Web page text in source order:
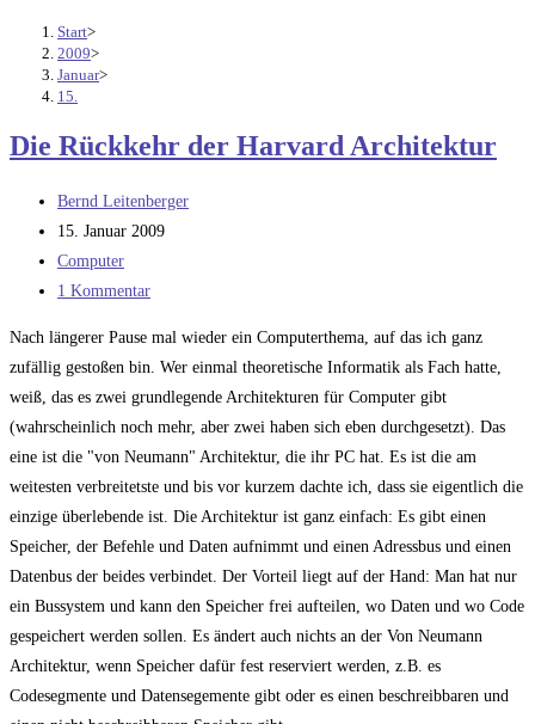
Start>
2009>
Januar>
15.
Die Rückkehr der Harvard Architektur
Beitrags-
Autor:
Bernd Leitenberger
Beitrag
veröffentlicht:
15. Januar 2009
Beitrags-
Kategorie:
Computer
Beitrags-
1 Kommentar
Nach längerer Pause mal wieder ein Computerthema, auf das ich ganz
zufällig gestoßen bin. Wer einmal theoretische Informatik als Fach hatte,
weiß, das es zwei grundlegende Architekturen für Computer gibt
(wahrscheinlich noch mehr, aber zwei haben sich eben durchgesetzt). Das
eine ist die "von Neumann" Architektur, die ihr PC hat. Es ist die am
weitesten verbreitetste und bis vor kurzem dachte ich, dass sie eigentlich die
einzige überlebende ist. Die Architektur ist ganz einfach: Es gibt einen
Speicher, der Befehle und Daten aufnimmt und einen Adressbus und einen
Datenbus der beides verbindet. Der Vorteil liegt auf der Hand: Man hat nur
ein Bussystem und kann den Speicher frei aufteilen, wo Daten und wo Code
gespeichert werden sollen. Es ändert auch nichts an der Von Neumann
Architektur, wenn Speicher dafür fest reserviert werden, z.B. es
Codesegmente und Datensegemente gibt oder es einen beschreibbaren und